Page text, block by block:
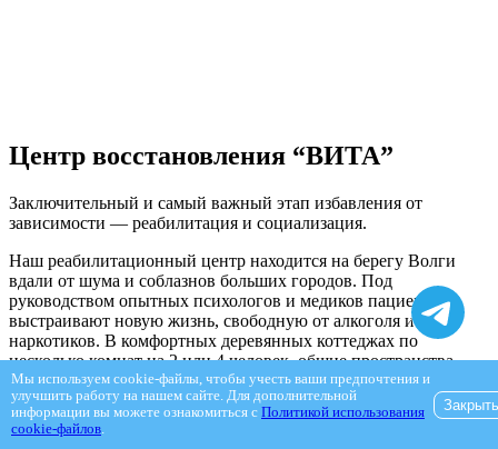
Центр восстановления “ВИТА”
Заключительный и самый важный этап избавления от
зависимости — реабилитация и социализация.
Наш реабилитационный центр находится на берегу Волги
вдали от шума и соблазнов больших городов. Под
руководством опытных психологов и медиков пациенты
выстраивают новую жизнь, свободную от алкоголя и
наркотиков. В комфортных деревянных коттеджах по
несколько комнат на 2 или 4 человек, общие пространства.
Благодаря насыщенной программе и психологическим
тренингам обитатели центра кардинально меняют свою жизнь
и уже никогда не возвращаются к пагубной зависимости.
Мы используем cookie-файлы, чтобы учесть ваши предпочтения и
улучшить работу на нашем сайте. Для дополнительной
информации вы можете ознакомиться с Политикой использования
cookie-файлов.
Закрыть